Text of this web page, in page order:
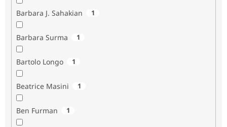
Barbara J. Sahakian 1
Barbara Surma 1
Bartolo Longo 1
Beatrice Masini 1
Ben Furman 1